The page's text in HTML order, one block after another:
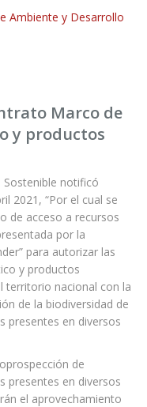
Ambiente y Desarrollo
Marco de
y productos
Sostenible notificó
2021, “Por el cual se
de acceso a recursos
por la
para autorizar las
y productos
territorio nacional con la
de la biodiversidad de
presentes en diversos
de
presentes en diversos
el aprovechamiento